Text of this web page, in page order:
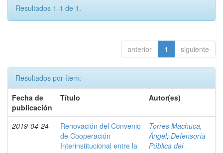
Resultados 1-1 de 1.
anterior 1 siguiente
Resultados por ítem:
Fecha de
publicación
Título Autor(es)
2019-04-24
Renovación del Convenio
de Cooperación
Interinstitucional entre la
Torres Machuca,
Ángel; Defensoría
Pública del